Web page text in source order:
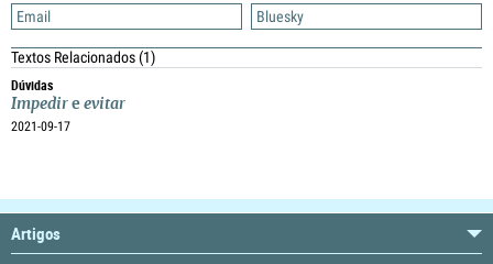
Email
Bluesky
Textos Relacionados(1)
Dúvidas
Impedir e evitar
2021-09-17
Artigos